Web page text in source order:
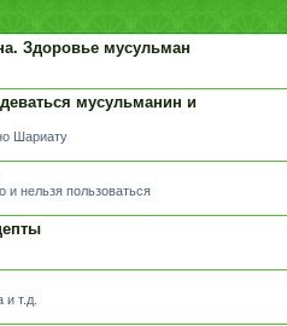
Здоровье мусульман
мусульманин и
Шариату
нельзя пользоваться
т.д.